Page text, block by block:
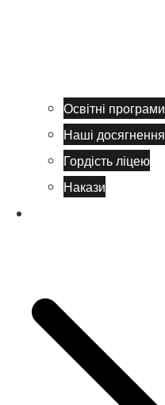
Освітні програми
Наші досягнення
Гордість ліцею
Накази